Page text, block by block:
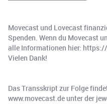
Movecast und Lovecast
Spenden. Wenn du Movecast
alle Informationen hier:
Vielen Dank!
Das Transskript zur Folge
www.movecast.de unter der